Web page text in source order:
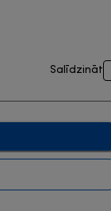
Salīdzināt